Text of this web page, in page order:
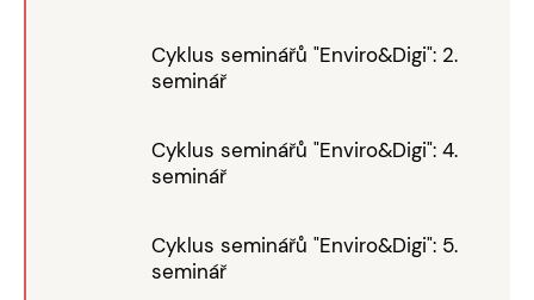
Cyklus seminářů "Enviro&Digi": 2.
seminář
Cyklus seminářů "Enviro&Digi": 4.
seminář
Cyklus seminářů "Enviro&Digi": 5.
seminář